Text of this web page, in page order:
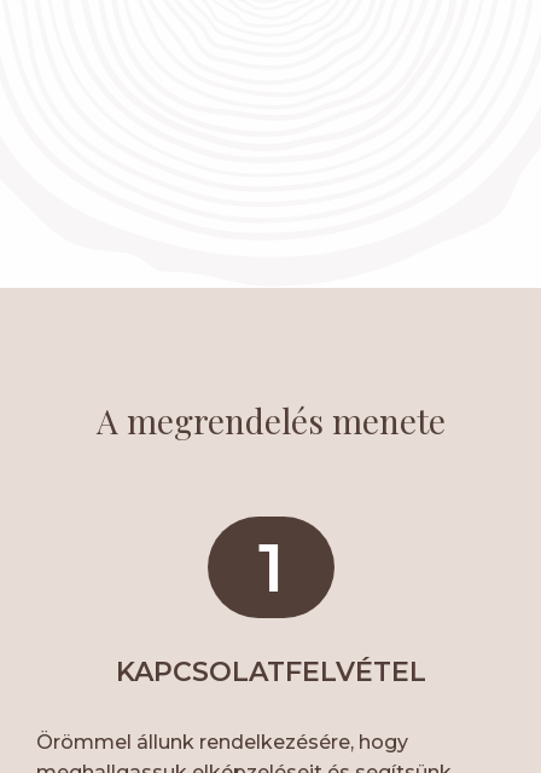
A megrendelés menete
1
KAPCSOLATFELVÉTEL
Örömmel állunk rendelkezésére, hogy